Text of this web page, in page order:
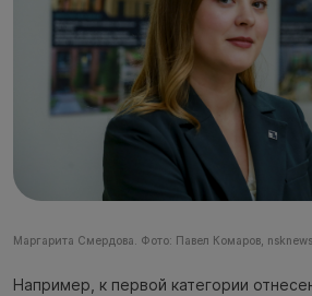
Маргарита Смердова. Фото: Павел Комаров,
Например, к первой категории